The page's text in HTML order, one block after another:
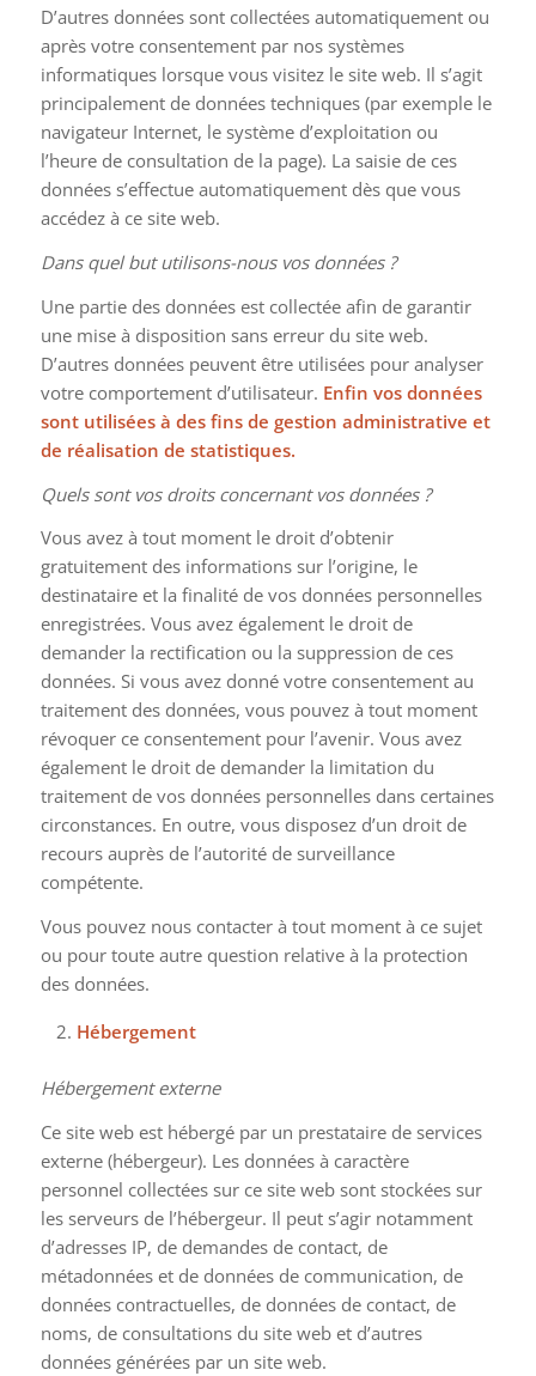
D’autres données sont collectées automatiquement ou
après votre consentement par nos systèmes
informatiques lorsque vous visitez le site web. Il s’agit
principalement de données techniques (par exemple le
navigateur Internet, le système d’exploitation ou
l’heure de consultation de la page). La saisie de ces
données s’effectue automatiquement dès que vous
accédez à ce site web.
Dans quel but utilisons-nous vos données ?
Une partie des données est collectée afin de garantir
une mise à disposition sans erreur du site web.
D’autres données peuvent être utilisées pour analyser
votre comportement d’utilisateur. Enfin vos données
sont utilisées à des fins de gestion administrative et
de réalisation de statistiques.
Quels sont vos droits concernant vos données ?
Vous avez à tout moment le droit d’obtenir
gratuitement des informations sur l’origine, le
destinataire et la finalité de vos données personnelles
enregistrées. Vous avez également le droit de
demander la rectification ou la suppression de ces
données. Si vous avez donné votre consentement au
traitement des données, vous pouvez à tout moment
révoquer ce consentement pour l’avenir. Vous avez
également le droit de demander la limitation du
traitement de vos données personnelles dans certaines
circonstances. En outre, vous disposez d’un droit de
recours auprès de l’autorité de surveillance
compétente.
Vous pouvez nous contacter à tout moment à ce sujet
ou pour toute autre question relative à la protection
des données.
Hébergement
Hébergement externe
Ce site web est hébergé par un prestataire de services
externe (hébergeur). Les données à caractère
personnel collectées sur ce site web sont stockées sur
les serveurs de l’hébergeur. Il peut s’agir notamment
d’adresses IP, de demandes de contact, de
métadonnées et de données de communication, de
données contractuelles, de données de contact, de
noms, de consultations du site web et d’autres
données générées par un site web.